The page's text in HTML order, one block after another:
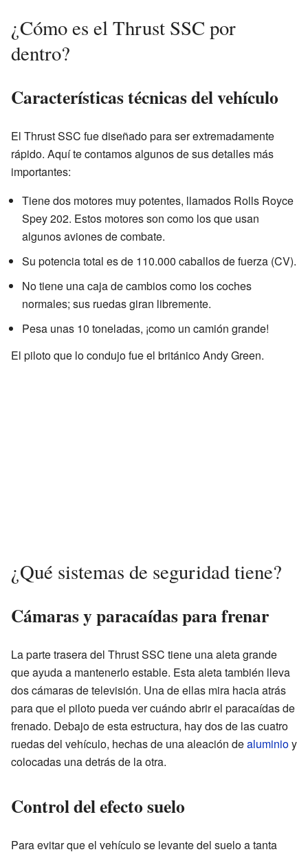
¿Cómo es el Thrust SSC por
dentro?
Características técnicas del vehículo
El Thrust SSC fue diseñado para ser extremadamente
rápido. Aquí te contamos algunos de sus detalles más
importantes:
Tiene dos motores muy potentes, llamados Rolls Royce
Spey 202. Estos motores son como los que usan
algunos aviones de combate.
Su potencia total es de 110.000 caballos de fuerza (CV).
No tiene una caja de cambios como los coches
normales; sus ruedas giran libremente.
Pesa unas 10 toneladas, ¡como un camión grande!
El piloto que lo condujo fue el británico Andy Green.
¿Qué sistemas de seguridad tiene?
Cámaras y paracaídas para frenar
La parte trasera del Thrust SSC tiene una aleta grande
que ayuda a mantenerlo estable. Esta aleta también lleva
dos cámaras de televisión. Una de ellas mira hacia atrás
para que el piloto pueda ver cuándo abrir el paracaídas de
frenado. Debajo de esta estructura, hay dos de las cuatro
ruedas del vehículo, hechas de una aleación dealuminioy
colocadas una detrás de la otra.
Control del efecto suelo
Para evitar que el vehículo se levante del suelo a tanta